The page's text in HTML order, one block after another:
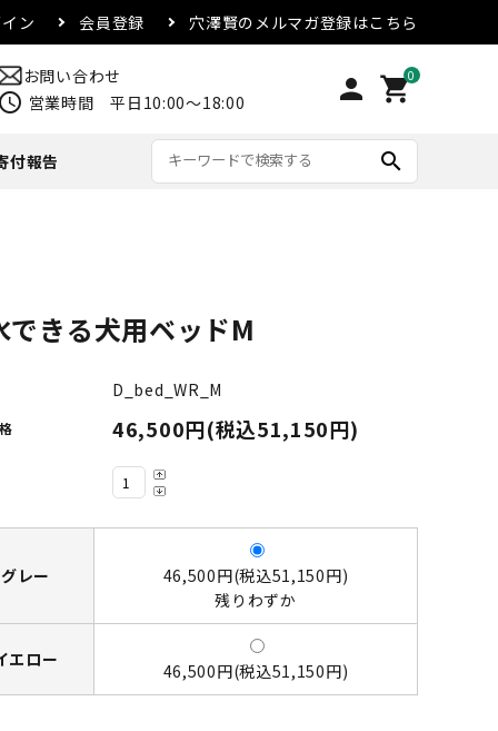
ン 会員登録 穴澤賢のメルマガ登録はこちら
お問い合わせ
営業時間 平日10:00～18:00 person 0
shopping_cart
その他
付報告 search
できる犬用ベッドM
D_bed_WR_M
46,500円(税込51,150円)
グレー
46,500円(税込51,150円)
残りわずか
エロー
46,500円(税込51,150円)